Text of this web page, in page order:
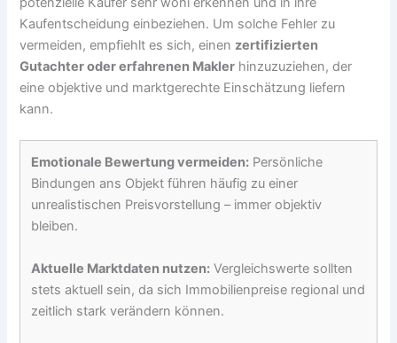
Kaufentscheidung einbeziehen. Um solche Fehler zu
vermeiden, empfiehlt es sich, einen zertifizierten
Gutachter oder erfahrenen Makler hinzuzuziehen, der
eine objektive und marktgerechte Einschätzung liefern
kann.
Emotionale Bewertung vermeiden: Persönliche
Bindungen ans Objekt führen häufig zu einer
unrealistischen Preisvorstellung – immer objektiv
bleiben.
Aktuelle Marktdaten nutzen: Vergleichswerte sollten
stets aktuell sein, da sich Immobilienpreise regional und
zeitlich stark verändern können.